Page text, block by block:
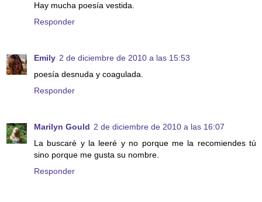
Hay mucha poesía vestida.
Responder
Emily 2 de diciembre de 2010 a las 15:53
poesía desnuda y coagulada.
Responder
Marilyn Gould 2 de diciembre de 2010 a las 16:07
La buscaré y la leeré y no porque me la recomiendes tú
sino porque me gusta su nombre.
Responder